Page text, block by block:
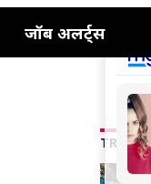
जॉब अलर्ट्स